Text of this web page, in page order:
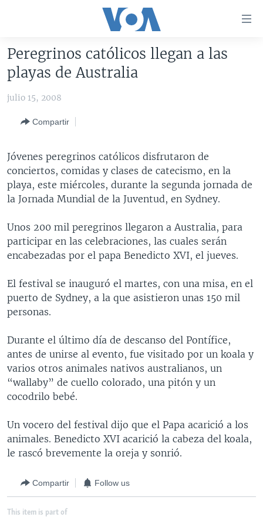
accesibilidad
Salte
contenido
principal
Salte
principal
Salte
búsqueda
AMÉRICA DEL NORTE
EEUU
MÉXICO
HAITÍ
ELECCIONES EEUU 2024
ELECCIONES EEUU
VOTO DIVIDIDO
VOA VERIFICA
VOA VERIFICA UCRANIA/RUSIA
VOA VERIFICA AMÉRICA LATINA
AMÉRICA LATINA
BOLIVIA
COLOMBIA
PERÚ
ECUADOR
BRASIL
CENTROAMÉRICA
COSTA RICA
GUATEMALA
HONDURAS
OTRAS SECCIONES
LIBERTAD DE PRENSA
MUNDO
ENTRETENIMIENTO Y CULTURA
TECNOLOGÍA
DEPORTES
CIENCIA Y SALUD
LIBERTAD DE PRENSA
UCRANIA
VIDEOS
FOTOGRAFÍA
AUDIOS
PROGRAMAS TV
EL MUNDO AL DÍA
FORO INTERAMERICANO
VISIÓN 360
LAS CLAVES
PANORAMA
RADIO
AVANCE INFORMATIVO
AUDIONOTICIAS
BUENOS DÍAS AMÉRICA
ESTADOS UNIDOS AL DÍA
EL MUNDO AL DÍA [RADIO]
FORO [RADIO]
NOTA ECONÓMICA
ENTRETENIMIENTO
DIRECT
DOCUMENTALES DE LA VOA
Learning English
SÍGANOS
Idiomas
Peregrinos católicos llegan a las
playas de Australia
julio 15, 2008
Compartir
Jóvenes peregrinos católicos disfrutaron de
conciertos, comidas y clases de catecismo, en la
playa, este miércoles, durante la segunda jornada de
la Jornada Mundial de la Juventud, en Sydney.
Unos 200 mil peregrinos llegaron a Australia, para
participar en las celebraciones, las cuales serán
encabezadas por el papa Benedicto XVI, el jueves.
El festival se inauguró el martes, con una misa, en el
puerto de Sydney, a la que asistieron unas 150 mil
personas.
Durante el último día de descanso del Pontífice,
antes de unirse al evento, fue visitado por un koala y
varios otros animales nativos australianos, un
“wallaby” de cuello colorado, una pitón y un
cocodrilo bebé.
Un vocero del festival dijo que el Papa acarició a los
animales. Benedicto XVI acarició la cabeza del koala,
le rascó brevemente la oreja y sonrió.
Compartir Follow us
This item is part of